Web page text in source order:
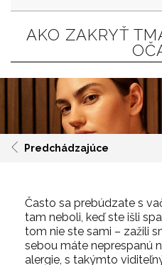
AKO ZAKRYŤ
Predchádzajúce
Často sa prebúdzate s
tam neboli, keď ste išli
tom nie ste sami – zažili
sebou máte neprespanú
alergie, s takýmto